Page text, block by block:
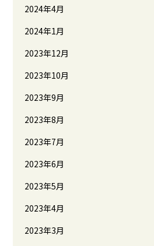
2024年4月
2024年1月
2023年12月
2023年10月
2023年9月
2023年8月
2023年7月
2023年6月
2023年5月
2023年4月
2023年3月